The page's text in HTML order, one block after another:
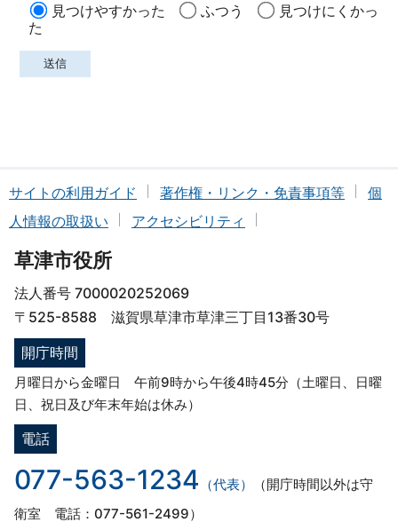
見つけやすかった
ふつう
見つけにくかっ
た
サイトの利用ガイド 著作権・リンク・免責事項等
個
人情報の取扱い
アクセシビリティ
草津市役所
法人番号 7000020252069
〒525-8588 滋賀県草津市草津三丁目13番30号
開庁時間
月曜日から金曜日 午前9時から午後4時45分（土曜日、日曜
日、祝日及び年末年始は休み）
電話
077-563-1234 （代表）
（開庁時間以外は守
衛室 電話：077-561-2499）